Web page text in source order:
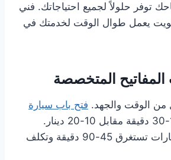
توفر حلولاً لجميع احتياجاتك. فني
يعمل طوال الوقت لخدمتك في
المتخصصة
من الوقت والجهد. فتح باب سيارة
يمكن في 15-30 دقيقة مقابل 10-20 دينار.
برمجة مفاتيح السيارات تستغرق 45-90 دقيقة وتكلف